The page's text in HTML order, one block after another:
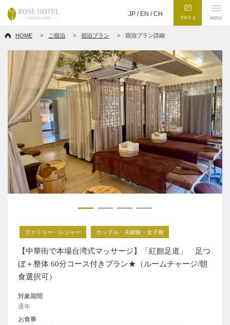
JP / EN /CH
予約する MENU
HOME ご宿泊 宿泊プラン 宿泊プラン詳細
ファミリー・レジャー カップル・夫婦旅・女子旅
【中華街で本場台湾式マッサージ】「紅館足道」 足つ
ぼ＋整体 60分コース付きプラン★（ルームチャージ/朝
食選択可）
対象期間
通年
お食事